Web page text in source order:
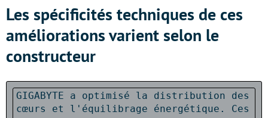
Les spécificités techniques de ces
améliorations varient selon le
constructeur
GIGABYTE a optimisé la distribution des
cœurs et l'équilibrage énergétique. Ces